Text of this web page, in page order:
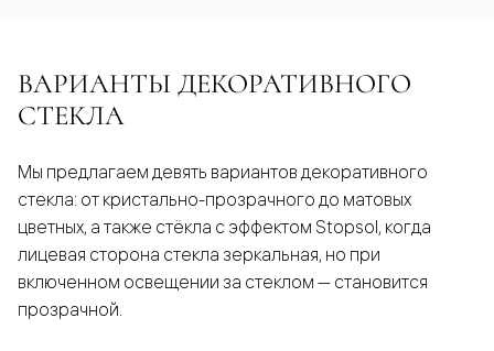
ВАРИАНТЫ ДЕКОРАТИВНОГО
СТЕКЛА
Мы предлагаем девять вариантов декоративного
стекла: от кристально-прозрачного до матовых
цветных, а также стёкла с эффектом Stopsol, когда
лицевая сторона стекла зеркальная, но при
включенном освещении за стеклом — становится
прозрачной.